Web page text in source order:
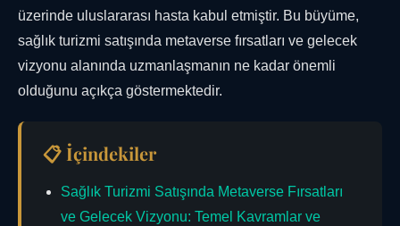
üzerinde uluslararası hasta kabul etmiştir. Bu büyüme,
sağlık turizmi satışında metaverse fırsatları ve gelecek
vizyonu alanında uzmanlaşmanın ne kadar önemli
olduğunu açıkça göstermektedir.
📋 İçindekiler
Sağlık Turizmi Satışında Metaverse Fırsatları
ve Gelecek Vizyonu: Temel Kavramlar ve